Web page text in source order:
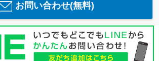
お問い合わせ(無料)